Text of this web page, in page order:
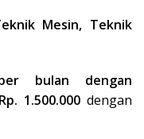
Mesin, Teknik
bulan dengan
1.500.000 dengan